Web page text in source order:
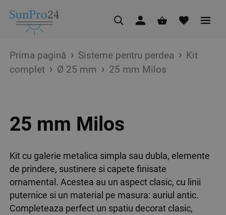
Prima pagină Sisteme pentru perdea
Kit
complet
Ø 25 mm 25 mm Milos
25 mm Milos
Kit cu galerie metalica simpla sau dubla, elemente
de prindere, sustinere si capete finisate
ornamental. Acestea au un aspect clasic, cu linii
puternice si un material pe masura: auriul antic.
Completeaza perfect un spatiu decorat clasic,